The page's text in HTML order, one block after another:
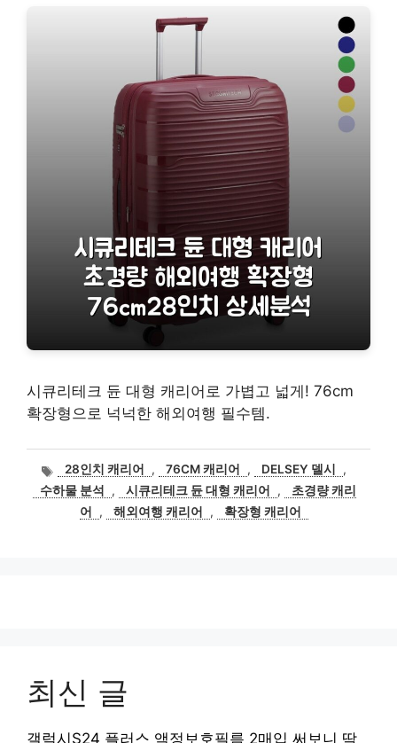
시큐리테크 듄 대형 캐리어로 가볍고 넓게! 76cm
확장형으로 넉넉한 해외여행 필수템.
태
그
28인치 캐리어 , 76CM 캐리어 , DELSEY 델시
,
수하물 분석
, 시큐리테크 듄 대형 캐리어 ,
초경량 캐리
어
, 해외여행 캐리어 , 확장형 캐리어
최신 글
갤럭시S24 플러스 액정보호필름 2매입 써보니 딱